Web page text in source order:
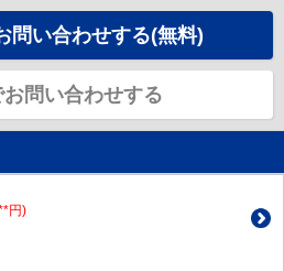
問い合わせする(無料)
お問い合わせする
円)